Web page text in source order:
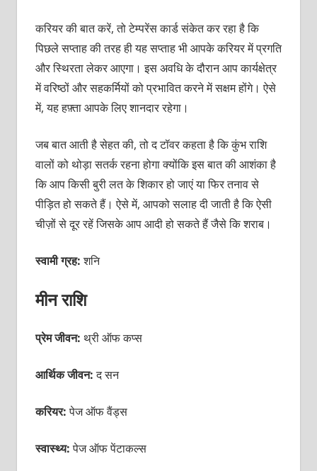
करियर की बात करें, तो टेम्परेंस कार्ड संकेत कर रहा है कि
पिछले सप्ताह की तरह ही यह सप्ताह भी आपके करियर में प्रगति
और स्थिरता लेकर आएगा। इस अवधि के दौरान आप कार्यक्षेत्र
में वरिष्ठों और सहकर्मियों को प्रभावित करने में सक्षम होंगे। ऐसे
में, यह हफ़्ता आपके लिए शानदार रहेगा।
जब बात आती है सेहत की, तो द टॉवर कहता है कि कुंभ राशि
वालों को थोड़ा सतर्क रहना होगा क्योंकि इस बात की आशंका है
कि आप किसी बुरी लत के शिकार हो जाएं या फिर तनाव से
पीड़ित हो सकते हैं। ऐसे में, आपको सलाह दी जाती है कि ऐसी
चीज़ों से दूर रहें जिसके आप आदी हो सकते हैं जैसे कि शराब।
स्वामी ग्रह:शनि
मीन राशि
प्रेम जीवन: थ्री ऑफ कप्स
आर्थिक जीवन:द सन
करियर:पेज ऑफ वैंड्स
स्वास्थ्य:पेज ऑफ पेंटाकल्स